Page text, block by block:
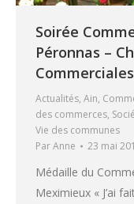
Soirée
Péronnas –
Actualités, Ain,
des commerces,
Vie des communes
ParAnne 23 mai
Médaille du
Meximieux « J’ai